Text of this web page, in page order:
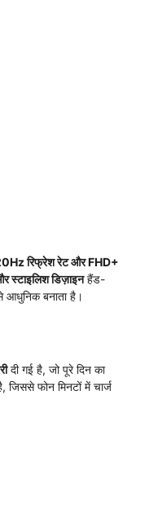
रिफ्रेश रेट और FHD+
डिज़ाइनहैंड-
आधुनिक बनाता है।
दी गई है, जो पूरे दिन का
जिससे फोन मिनटों में चार्ज